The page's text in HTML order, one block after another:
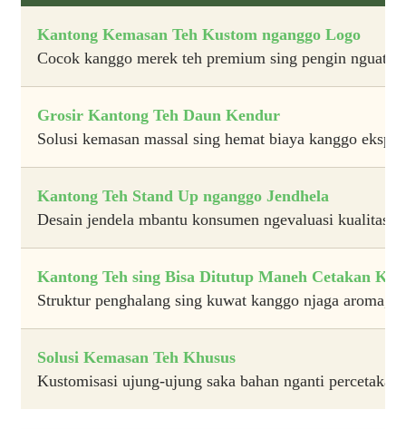
Kantong Kemasan Teh Kustom nganggo Logo
Cocok kanggo merek teh premium sing pengin
Grosir Kantong Teh Daun Kendur
Solusi kemasan massal sing hemat biaya kanggo
Kantong Teh Stand Up nganggo Jendhela
Desain jendela mbantu konsumen ngevaluasi kualitas
Kantong Teh sing Bisa Ditutup Maneh Cetakan
Struktur penghalang sing kuwat kanggo njaga aroma,
Solusi Kemasan Teh Khusus
Kustomisasi ujung-ujung saka bahan nganti